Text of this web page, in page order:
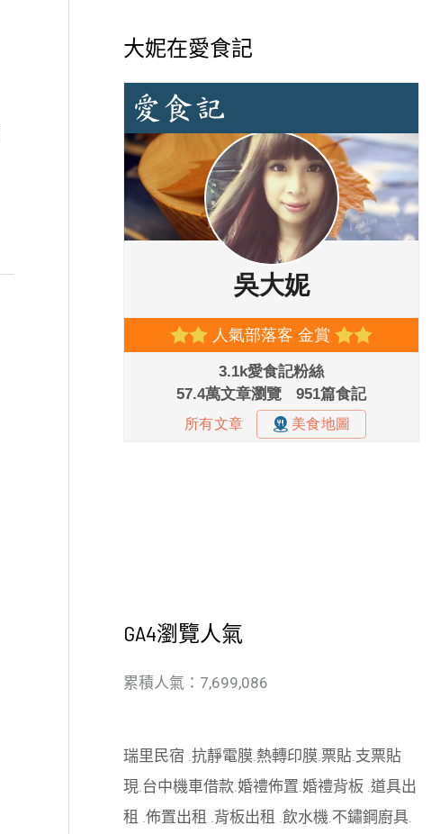
大妮在愛食記
GA4瀏覽人氣
累積人氣：7,699,086
瑞里民宿 .抗靜電膜.熱轉印膜.票貼.支票貼
現.台中機車借款.婚禮佈置.婚禮背板 .道具出
租 .佈置出租 .背板出租 .飲水機.不鏽鋼廚具.